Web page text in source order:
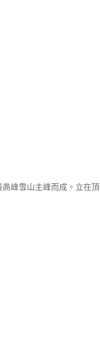
峰雪山主峰而成。立在頂